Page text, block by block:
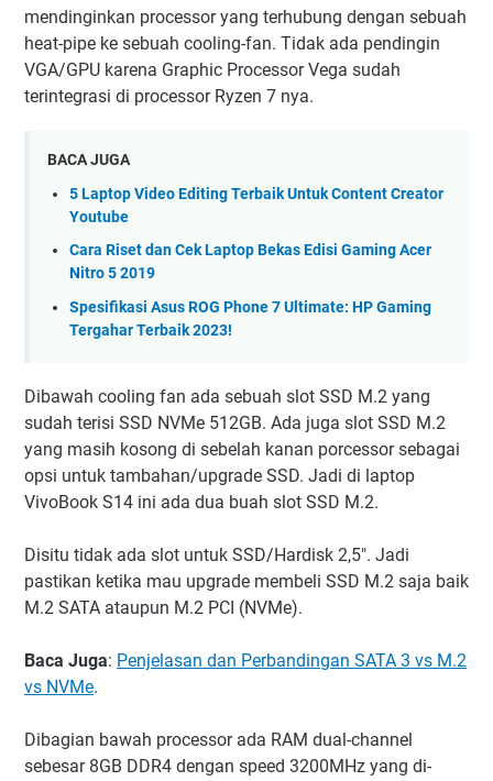
mendinginkan processor yang terhubung dengan sebuah
heat-pipe ke sebuah cooling-fan. Tidak ada pendingin
VGA/GPU karena Graphic Processor Vega sudah
terintegrasi di processor Ryzen 7 nya.
BACA JUGA
5 Laptop Video Editing Terbaik Untuk Content Creator
Youtube
Cara Riset dan Cek Laptop Bekas Edisi Gaming Acer
Nitro 5 2019
Spesifikasi Asus ROG Phone 7 Ultimate: HP Gaming
Tergahar Terbaik 2023!
Dibawah cooling fan ada sebuah slot SSD M.2 yang
sudah terisi SSD NVMe 512GB. Ada juga slot SSD M.2
yang masih kosong di sebelah kanan porcessor sebagai
opsi untuk tambahan/upgrade SSD. Jadi di laptop
VivoBook S14 ini ada dua buah slot SSD M.2.
Disitu tidak ada slot untuk SSD/Hardisk 2,5". Jadi
pastikan ketika mau upgrade membeli SSD M.2 saja baik
M.2 SATA ataupun M.2 PCI (NVMe).
Baca Juga: Penjelasan dan Perbandingan SATA 3 vs M.2
vs NVMe.
Dibagian bawah processor ada RAM dual-channel
sebesar 8GB DDR4 dengan speed 3200MHz yang di-